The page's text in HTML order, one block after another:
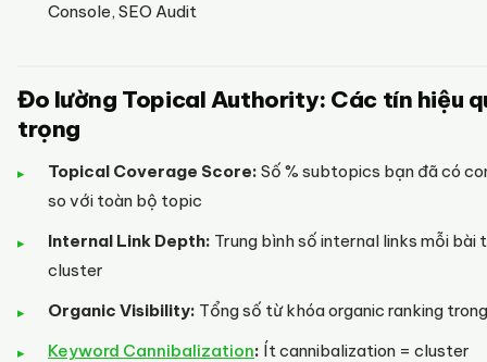
Console, SEO Audit
Đo lường Topical Authority: Các tín hiệu
trọng
Topical Coverage Score: Số % subtopics bạn đã có
so với toàn bộ topic
Internal Link Depth: Trung bình số internal links mỗi bài
cluster
Organic Visibility: Tổng số từ khóa organic ranking
Keyword Cannibalization: Ít cannibalization = cluster